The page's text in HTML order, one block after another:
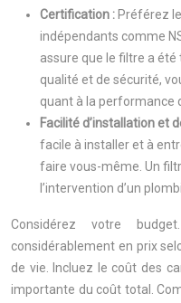
Certification : Préférez
indépendants comme
assure que le filtre a
qualité et de sécurité,
quant à la performance
Facilité d’installation et
facile à installer et à
faire vous-même. Un
l’intervention d’un
Considérez votre
considérablement en prix
de vie. Incluez le coût des
importante du coût total.